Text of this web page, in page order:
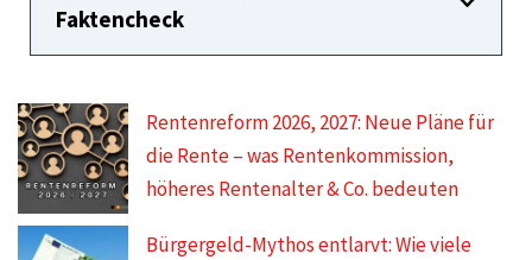
Faktencheck
Rentenreform 2026, 2027: Neue Pläne für
die Rente – was Rentenkommission,
höheres Rentenalter & Co. bedeuten
Bürgergeld-Mythos entlarvt: Wie viele